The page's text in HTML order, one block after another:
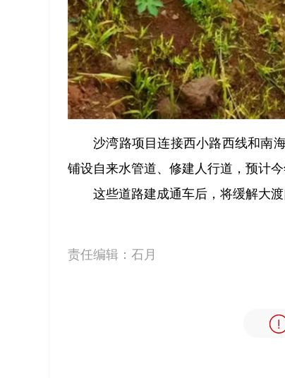
沙湾路项目连接西小路西线和南
铺设自来水管道、修建人行道，预计今
这些道路建成通车后，将缓解大
责任编辑： 石月